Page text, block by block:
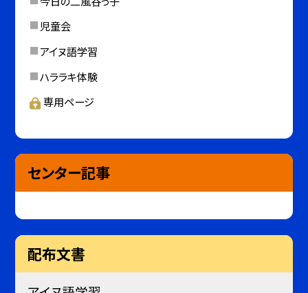
児童会
アイヌ語学習
ハララキ体験
専用ページ
センター記事
配布文書